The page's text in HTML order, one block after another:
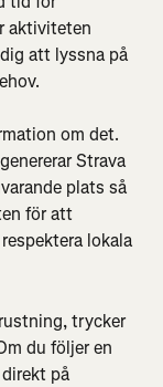
aktiviteten
att lyssna på
om det.
Strava
plats så
för att
lokala
trycker
du följer en
på